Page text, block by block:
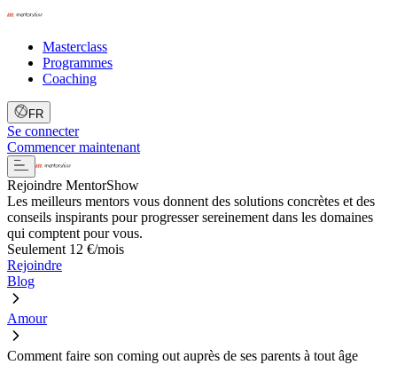
Masterclass
Programmes
Coaching
FR
Se connecter
Commencer maintenant
Rejoindre MentorShow
Les meilleurs mentors vous donnent des solutions concrètes et des
conseils inspirants pour progresser sereinement dans les domaines
qui comptent pour vous.
Seulement 12 €/mois
Rejoindre
Blog
Amour
Comment faire son coming out auprès de ses parents à tout âge